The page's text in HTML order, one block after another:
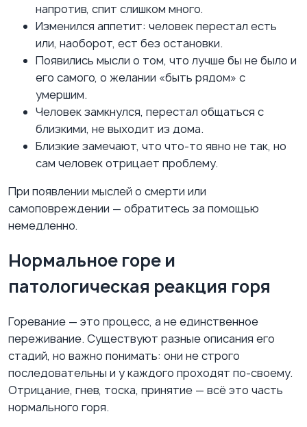
напротив, спит слишком много.
Изменился аппетит: человек перестал есть
или, наоборот, ест без остановки.
Появились мысли о том, что лучше бы не было и
его самого, о желании «быть рядом» с
умершим.
Человек замкнулся, перестал общаться с
близкими, не выходит из дома.
Близкие замечают, что что-то явно не так, но
сам человек отрицает проблему.
При появлении мыслей о смерти или
самоповреждении — обратитесь за помощью
немедленно.
Нормальное горе и
патологическая реакция горя
Горевание — это процесс, а не единственное
переживание. Существуют разные описания его
стадий, но важно понимать: они не строго
последовательны и у каждого проходят по-своему.
Отрицание, гнев, тоска, принятие — всё это часть
нормального горя.